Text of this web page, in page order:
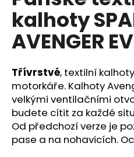
0,0
hvězdiček.
kalhoty
AVENGER
Třívrstvé, textilní
motorkáře. Kalhoty
velkými ventilačními
budete cítit za každé
Od předchozí verze je
pase a na nohavicích.
a
j
í
?
HLEDAT